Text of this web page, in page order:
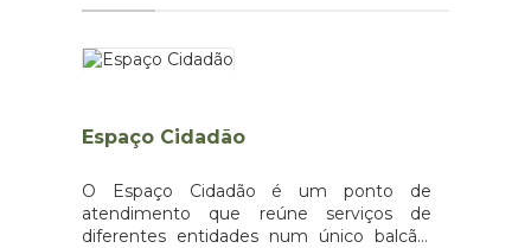
Espaço Cidadão
O Espaço Cidadão é um ponto de
atendimento que reúne serviços de
diferentes entidades num único balcão.